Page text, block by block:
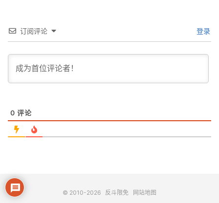
订阅评论 登录
0 评论
© 2010-2026 反斗限免 网站地图